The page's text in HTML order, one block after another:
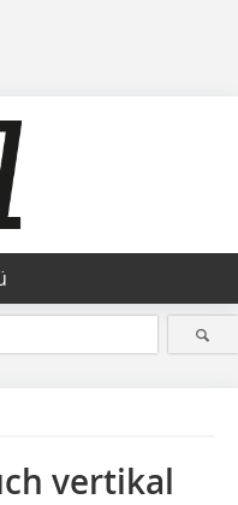
vertikal